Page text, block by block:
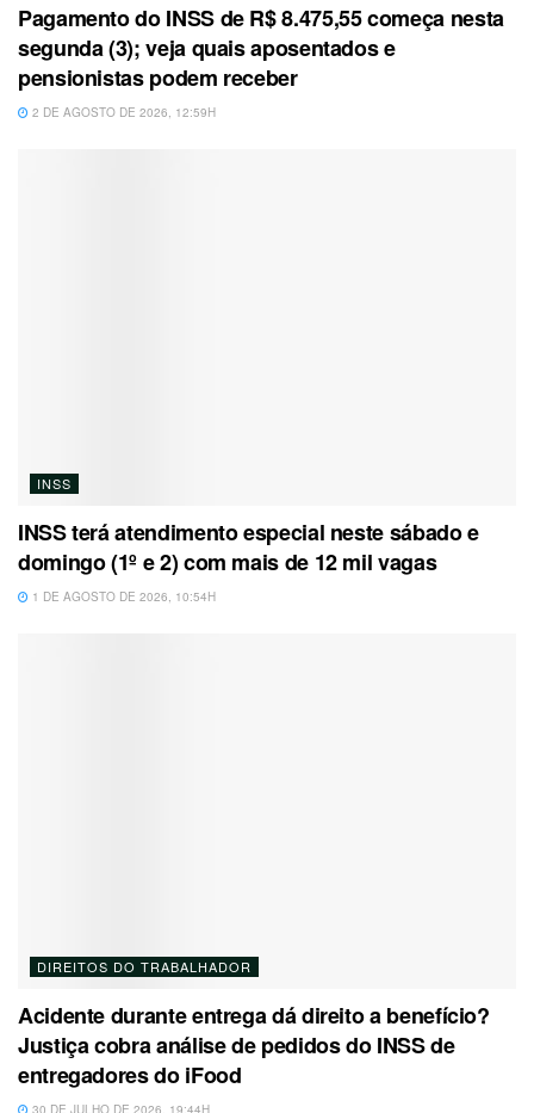
Pagamento do INSS de R$ 8.475,55 começa nesta
segunda (3); veja quais aposentados e
pensionistas podem receber
2 DE AGOSTO DE 2026, 12:59H
INSS
INSS terá atendimento especial neste sábado e
domingo (1º e 2) com mais de 12 mil vagas
1 DE AGOSTO DE 2026, 10:54H
DIREITOS DO TRABALHADOR
Acidente durante entrega dá direito a benefício?
Justiça cobra análise de pedidos do INSS de
entregadores do iFood